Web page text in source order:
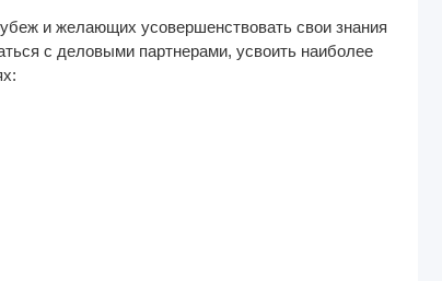
и желающих усовершенствовать свои знания
с деловыми партнерами, усвоить наиболее